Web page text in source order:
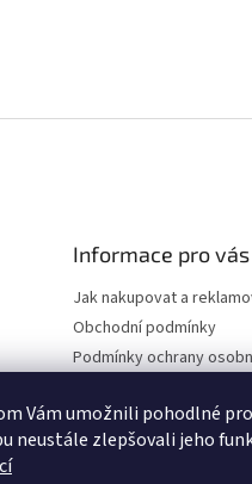
Vám umožnili pohodlné
neustále zlepšovali jeho
Informace pro vás
Jak nakupovat a
Obchodní podmínky
Podmínky ochrany
Kontakty
Moje objednávka